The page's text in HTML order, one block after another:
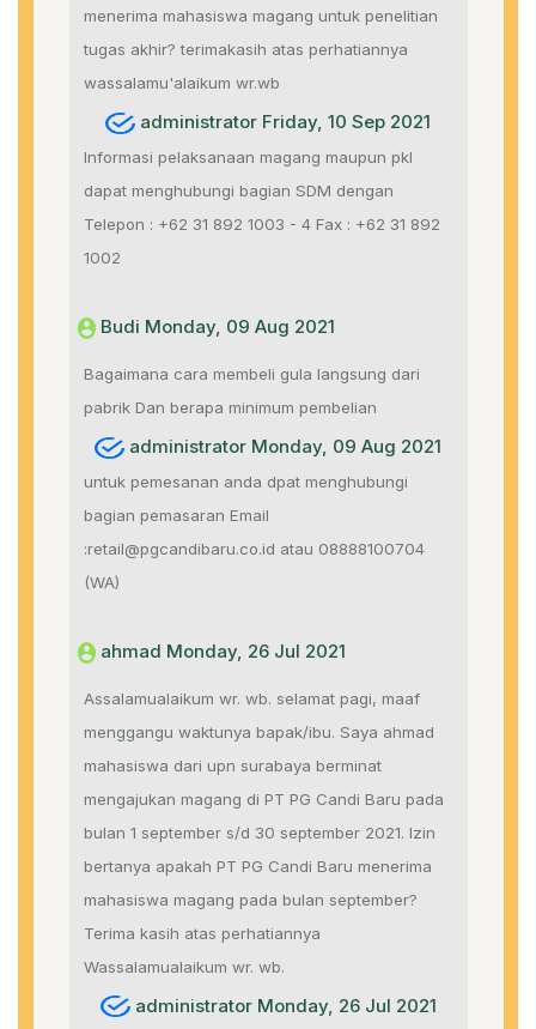
menerima mahasiswa magang untuk penelitian
tugas akhir? terimakasih atas perhatiannya
wassalamu'alaikum wr.wb
administrator Friday, 10 Sep 2021
Informasi pelaksanaan magang maupun pkl
dapat menghubungi bagian SDM dengan
Telepon : +62 31 892 1003 - 4 Fax : +62 31 892
1002
Budi Monday, 09 Aug 2021
Bagaimana cara membeli gula langsung dari
pabrik Dan berapa minimum pembelian
administrator Monday, 09 Aug 2021
untuk pemesanan anda dpat menghubungi
bagian pemasaran Email
:retail@pgcandibaru.co.id atau 08888100704
(WA)
ahmad Monday, 26 Jul 2021
Assalamualaikum wr. wb. selamat pagi, maaf
menggangu waktunya bapak/ibu. Saya ahmad
mahasiswa dari upn surabaya berminat
mengajukan magang di PT PG Candi Baru pada
bulan 1 september s/d 30 september 2021. Izin
bertanya apakah PT PG Candi Baru menerima
mahasiswa magang pada bulan september?
Terima kasih atas perhatiannya
Wassalamualaikum wr. wb.
administrator Monday, 26 Jul 2021